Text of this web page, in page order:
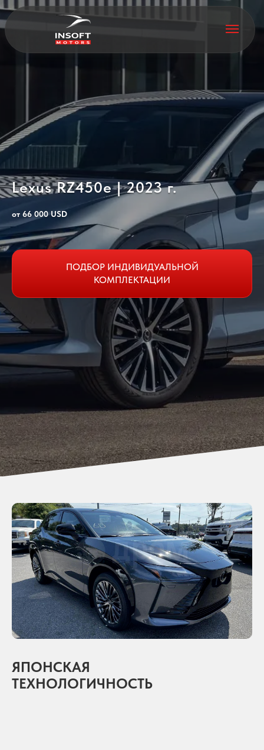
Lexus RZ450e | 2023 г.
от 66 000 USD
ПОДБОР ИНДИВИДУАЛЬНОЙ
КОМПЛЕКТАЦИИ
ЯПОНСКАЯ
ТЕХНОЛОГИЧНОСТЬ